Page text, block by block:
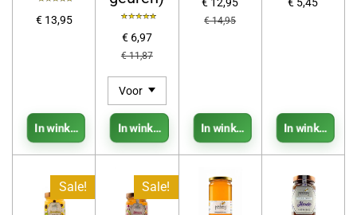
€ 13,95
In winkelwagen
€ 6,97
€ 11,87
In winkelwagen
€ 14,95
In winkelwagen In
Sale! Sale!